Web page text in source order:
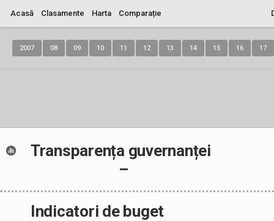
Acasă Clasamente Harta Comparație
2007 08 09 10 11 12 13 14 15 16 17
Transparența guvernanței
–
Indicatori de buget